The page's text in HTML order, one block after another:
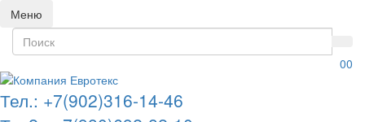
Меню
0
0
Тел.: +7(902)316-14-46